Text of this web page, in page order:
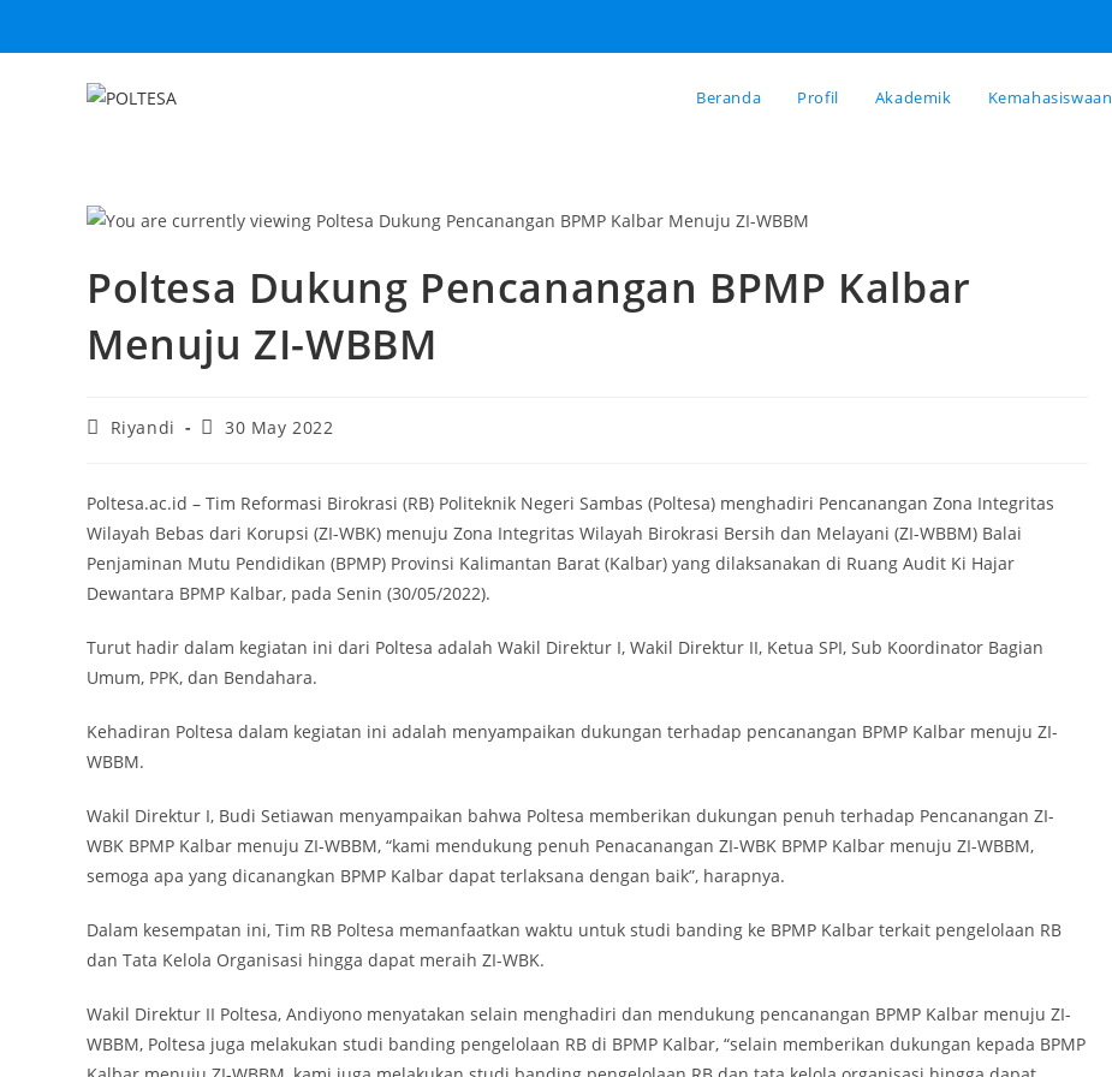
Beranda Profil Akademik Kemahasiswaan
Poltesa Dukung Pencanangan BPMP Kalbar
Menuju ZI-WBBM
Riyandi 30 May 2022
Poltesa.ac.id – Tim Reformasi Birokrasi (RB) Politeknik Negeri Sambas (Poltesa) menghadiri Pencanangan Zona Integritas
Wilayah Bebas dari Korupsi (ZI-WBK) menuju Zona Integritas Wilayah Birokrasi Bersih dan Melayani (ZI-WBBM) Balai
Penjaminan Mutu Pendidikan (BPMP) Provinsi Kalimantan Barat (Kalbar) yang dilaksanakan di Ruang Audit Ki Hajar
Dewantara BPMP Kalbar, pada Senin (30/05/2022).
Turut hadir dalam kegiatan ini dari Poltesa adalah Wakil Direktur I, Wakil Direktur II, Ketua SPI, Sub Koordinator Bagian
Umum, PPK, dan Bendahara.
Kehadiran Poltesa dalam kegiatan ini adalah menyampaikan dukungan terhadap pencanangan BPMP Kalbar menuju ZI-
WBBM.
Wakil Direktur I, Budi Setiawan menyampaikan bahwa Poltesa memberikan dukungan penuh terhadap Pencanangan ZI-
WBK BPMP Kalbar menuju ZI-WBBM, “kami mendukung penuh Penacanangan ZI-WBK BPMP Kalbar menuju ZI-WBBM,
semoga apa yang dicanangkan BPMP Kalbar dapat terlaksana dengan baik”, harapnya.
Dalam kesempatan ini, Tim RB Poltesa memanfaatkan waktu untuk studi banding ke BPMP Kalbar terkait pengelolaan RB
dan Tata Kelola Organisasi hingga dapat meraih ZI-WBK.
Wakil Direktur II Poltesa, Andiyono menyatakan selain menghadiri dan mendukung pencanangan BPMP Kalbar menuju ZI-
WBBM, Poltesa juga melakukan studi banding pengelolaan RB di BPMP Kalbar, “selain memberikan dukungan kepada BPMP